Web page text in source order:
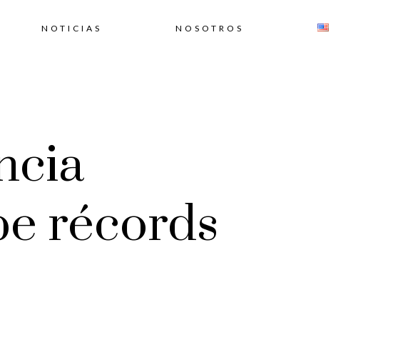
NOTICIAS NOSOTROS
récords